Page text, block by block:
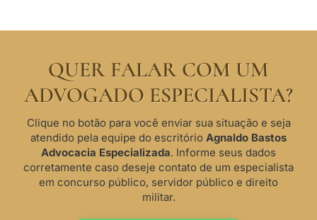
QUER FALAR COM UM
ADVOGADO ESPECIALISTA?
Clique no botão para você enviar sua situação e seja
atendido pela equipe do escritório Agnaldo Bastos
Advocacia Especializada. Informe seus dados
corretamente caso deseje contato de um especialista
em concurso público, servidor público e direito
militar.